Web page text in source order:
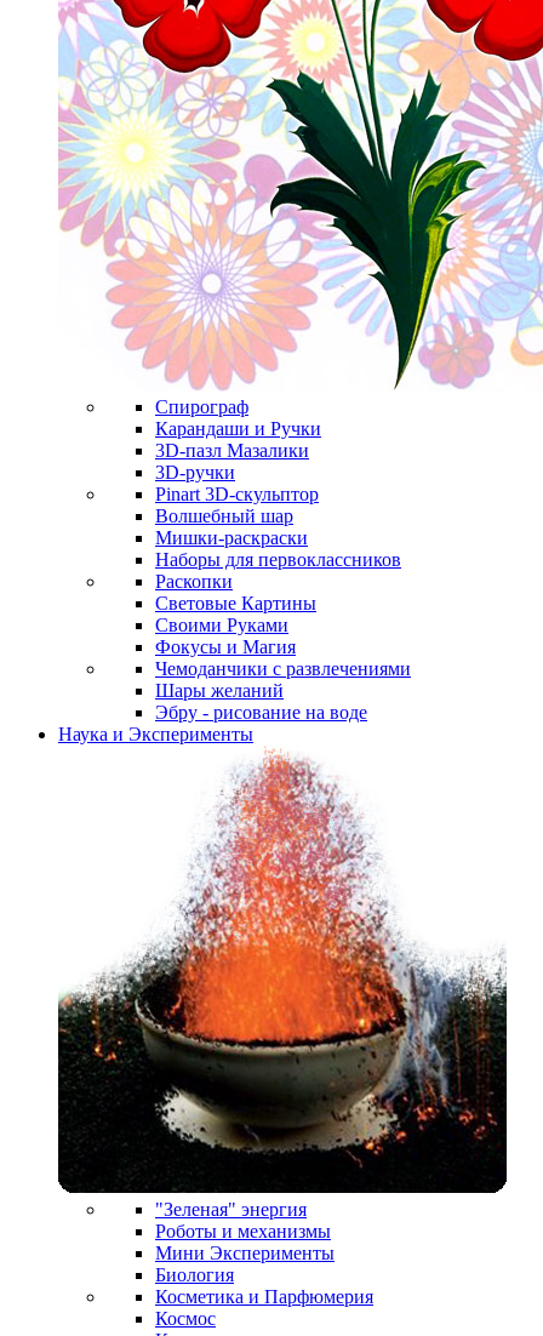
Спирограф
Карандаши и Ручки
3D-пазл Мазалики
3D-ручки
Pinart 3D-скульптор
Волшебный шар
Мишки-раскраски
Наборы для первоклассников
Раскопки
Световые Картины
Своими Руками
Фокусы и Магия
Чемоданчики с развлечениями
Шары желаний
Эбру - рисование на воде
Наука и Эксперименты
"Зеленая" энергия
Роботы и механизмы
Мини Эксперименты
Биология
Косметика и Парфюмерия
Космос